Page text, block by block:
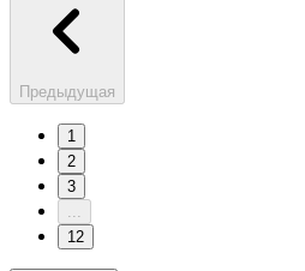
Предыдущая
1
2
3
...
12